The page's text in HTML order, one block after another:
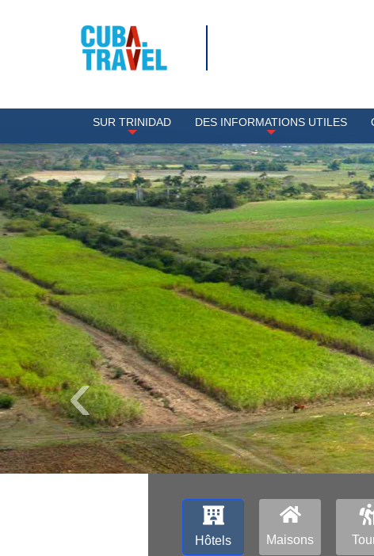
SUR TRINIDAD DES INFORMATIONS UTILES
‹
Hôtels Maisons